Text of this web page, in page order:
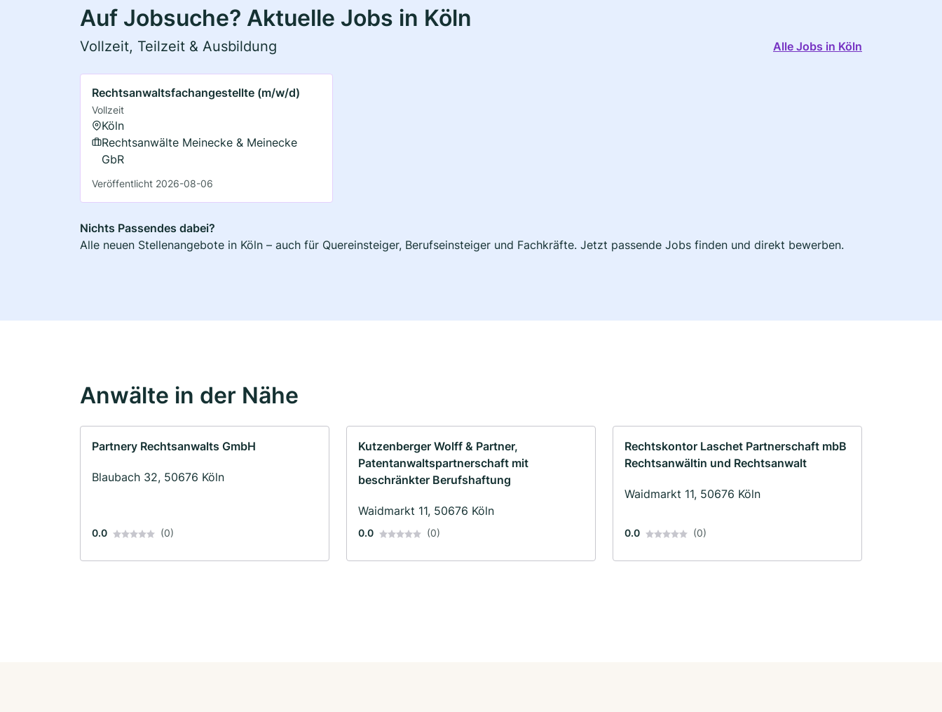
Auf Jobsuche? Aktuelle Jobs in Köln
Vollzeit, Teilzeit & Ausbildung Alle Jobs in Köln
Rechtsanwaltsfachangestellte (m/w/d)
Vollzeit
Köln
Rechtsanwälte Meinecke & Meinecke
GbR
Veröffentlicht 2026-08-06
Nichts Passendes dabei?
Alle neuen Stellenangebote in Köln – auch für Quereinsteiger, Berufseinsteiger und Fachkräfte. Jetzt passende Jobs finden und direkt bewerben.
Anwälte in der Nähe
Partnery Rechtsanwalts GmbH
Blaubach 32, 50676 Köln
0.0 (0)
Kutzenberger Wolff & Partner,
Patentanwaltspartnerschaft mit
beschränkter Berufshaftung
Waidmarkt 11, 50676 Köln
0.0 (0)
Rechtskontor Laschet Partnerschaft mbB
Rechtsanwältin und Rechtsanwalt
Waidmarkt 11, 50676 Köln
0.0 (0)